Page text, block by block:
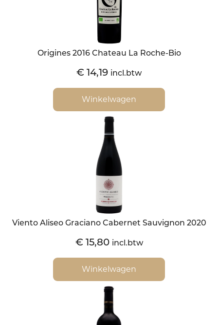
Origines 2016 Chateau La Roche-Bio
€ 14,19 incl.btw
Winkelwagen
Viento Aliseo Graciano Cabernet Sauvignon 2020
€15,80 incl.btw
Winkelwagen